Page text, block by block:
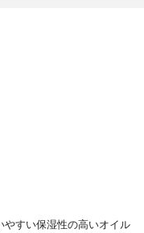
やすい保湿性の高いオイル